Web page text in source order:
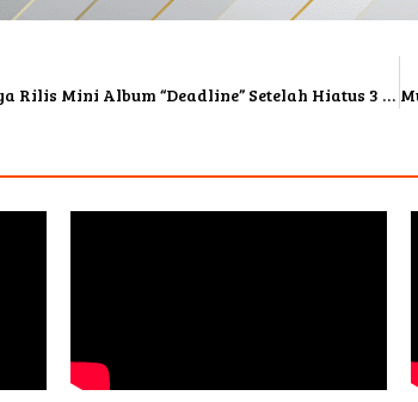
BLACKPINK is Back! Akhirnya Rilis Mini Album “Deadline” Setelah Hiatus 3 Tahun